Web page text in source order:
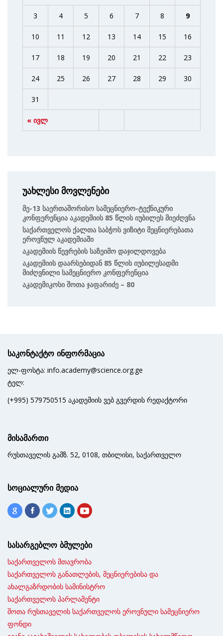
« ივლ
3 4 5 6 7 8 9
10 11 12 13 14 15 16
17 18 19 20 21 22 23
24 25 26 27 28 29 30
31
უახლესი მოვლენები
Მე-13 Საერთაშორისო Სამეცნიერო-Ტექნიკური
Კონფერენცია Აკადემიის 85 Წლის Იუბილეს Მიეძღვნა
Საქართველოს Ქალთა Საბჭოს Ვიზიტი Მეცნიერებათა
Ეროვნულ Აკადემიაში
Აკადემიის Წევრების Საზეიმო Დაჯილდოვება
Აკადემიის Დაარსებიდან 85 Წლის Იუბილესადმი
Მიძღვნილი Სამეცნიერო Კონფერენცია
Აკადემიკოსი Შოთა Ჯაფარიძე – 80
საკონტაქტო ინფორმაცია
ელ-ფოსტა: info.academy@science.org.ge
ტელ:
(+995) 579750515 აკადემიის ვებ გვერდის რედაქტორი
მისამართი
რუსთაველის გამზ. 52, 0108, თბილისი, საქართველო
სოციალური მედია
სასარგებლო ბმულები
საქართველოს მთავრობა
საქართველოს განათლების, მეცნიერებისა და
ახალგაზრდობის სამინისტრო
საქართველოს პარლამენტი
შოთა რუსთაველის საქართველოს ეროვნული სამეცნიერო
ფონდი